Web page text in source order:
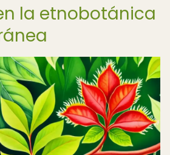
la etnobotánica